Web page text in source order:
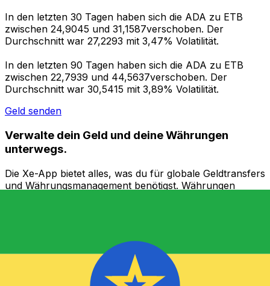
In den letzten 30 Tagen haben sich die ADA zu ETB
zwischen 24,9045 und 31,1587verschoben. Der
Durchschnitt war 27,2293 mit 3,47% Volatilität.
In den letzten 90 Tagen haben sich die ADA zu ETB
zwischen 22,7939 und 44,5637verschoben. Der
Durchschnitt war 30,5415 mit 3,89% Volatilität.
Geld senden
Verwalte dein Geld und deine Währungen
unterwegs.
Die Xe-App bietet alles, was du für globale Geldtransfers
und Währungsmanagement benötigst. Währungen